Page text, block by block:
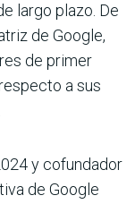
largo plazo. De
de Google,
de primer
a sus
y cofundador
de Google